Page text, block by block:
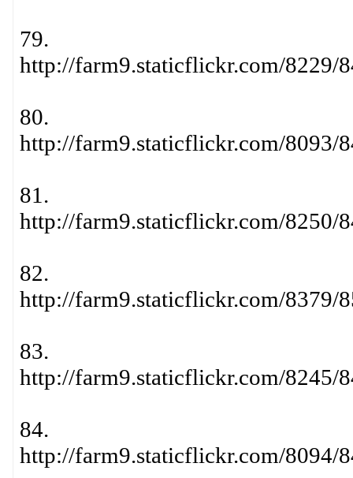
79.
http://farm9.staticflickr.com/8229/
80.
http://farm9.staticflickr.com/8093/
81.
http://farm9.staticflickr.com/8250/
82.
http://farm9.staticflickr.com/8379/
83.
http://farm9.staticflickr.com/8245/
84.
http://farm9.staticflickr.com/8094/